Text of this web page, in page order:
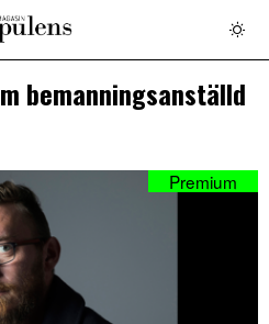
bemanningsanställd